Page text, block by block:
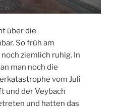
über die
So früh am
ziemlich ruhig. In
man noch die
vom Juli
und der Veybach
und hatten das